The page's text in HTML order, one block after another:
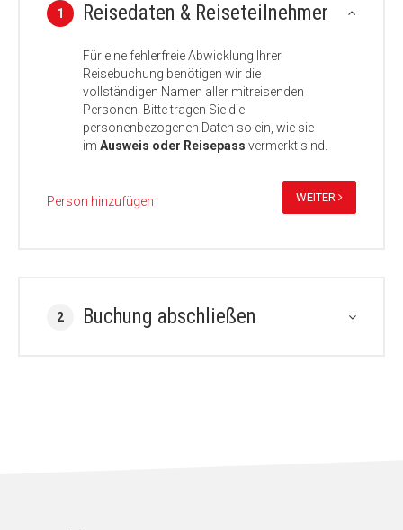
1 Reisedaten & Reiseteilnehmer
Für eine fehlerfreie Abwicklung Ihrer
Reisebuchung benötigen wir die
vollständigen Namen aller mitreisenden
Personen. Bitte tragen Sie die
personenbezogenen Daten so ein, wie sie
im Ausweis oder Reisepass vermerkt sind.
Person hinzufügen WEITER
2 Buchung abschließen